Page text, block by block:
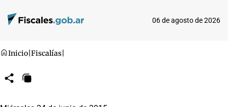
06 de agosto de 2026
Inicio Fiscalías
CompartirCopiar